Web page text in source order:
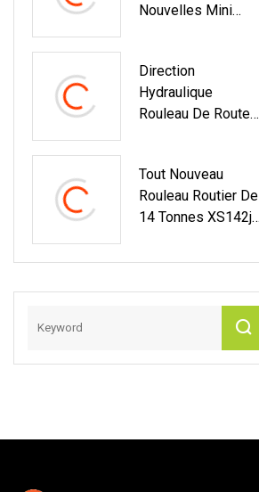
Nouvelles Mini
Rouleaux Routiers
Direction
Hydraulique
Rouleau De Route
Machine De
Rouleau De Route
De 1 Tonne Fyl
Tout Nouveau
Rouleau Routier De
14 Tonnes XS142j